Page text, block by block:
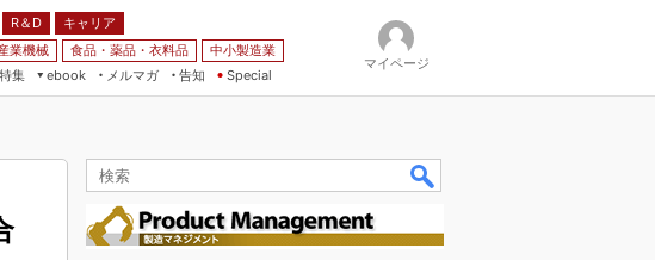
R＆D
キャリア
業機械 食品・薬品・衣料品
中小製造業
特集
ebook
メルマガ
告知 Special
マイページ